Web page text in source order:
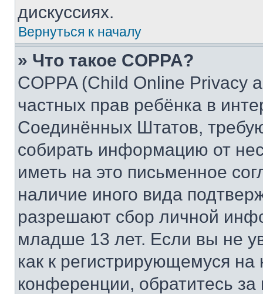
дискуссиях.
Вернуться к началу
» Что такое COPPA?
COPPA (Child Online Privacy
частных прав ребёнка в
Соединённых Штатов,
собирать информацию от
иметь на это письменное
наличие иного вида
разрешают сбор личной
младше 13 лет. Если вы не
как к регистрирующемуся
конференции, обратитесь